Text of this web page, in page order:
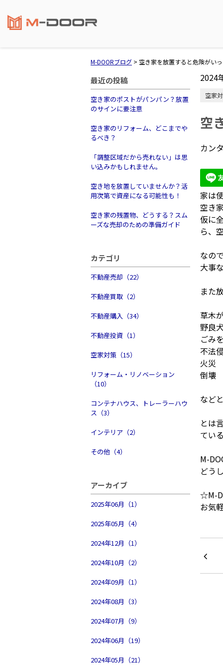
M-DOORブログ > 空き家を放置すると危険がい
最近の投稿
空き家のポストがパンパン？放置
のサインに要注意
空き家のリフォーム、どこまでや
るべき？
「調整区域だから売れない」は思
い込みかもしれません。
空き地を放置していませんか？活
用次第で資産になる可能性も！
空き家の残置物、どうする？スム
ーズな売却のための準備ガイド
カテゴリ
不動産売却（22）
不動産買取（2）
不動産購入（34）
不動産投資（1）
空家対策（15）
リフォーム・リノベーション
（10）
コンテナハウス、トレーラーハウ
ス（3）
インテリア（2）
その他（4）
アーカイブ
2025年06月（1）
2025年05月（4）
2024年12月（1）
2024年10月（2）
2024年09月（1）
2024年08月（3）
2024年07月（9）
2024年06月（19）
2024年05月（21）
2024
空家
空
カン
家は
空き
仮に
ら、
なの
大事
また
草木
野良
ごみ
不法
火災
倒壊
など
とは
てい
M-
どう
☆M-
お気